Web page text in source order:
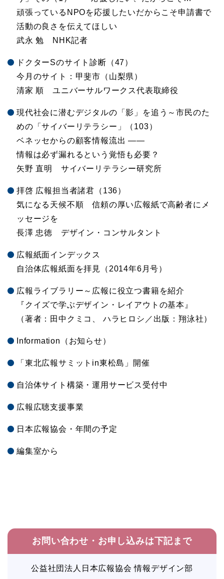
頑張っているNPOを応援したいだからこそ申請書で
活動の良さを伝えてほしい
武永 勉 NHK記者
ドクターSのサイト診断（47）
今月のサイト：甲斐市（山梨県）
清家 順 ユニバーサルワークス代表取締役
現代社会に潜むデジタルの「影」を追う～市民のた
めの「サイバーリテラシー」（103）
ベネッセからの顧客情報流出 ――
情報は必ず漏れるという覚悟も必要？
矢野 直明 サイバーリテラシー研究所
拝啓 広報担当者諸君（136）
気になる天候不順 信頼の厚い広報紙で高齢者にメ
ッセージを
長澤 忠徳 デザイン・コンサルタント
広報紙面インデックス
自治体広報紙面を拝見（2014年6月号）
広報ライブラリー～広報に役立つ書籍を紹介
『クイズで学ぶデザイン・レイアウトの基本』
（著者：田中クミコ、 ハラヒロシ／出版：翔泳社）
Information（お知らせ）
「東北広報サミットin東松島」開催
自治体サイト構築・運用サービス受付中
広報広聴支援事業
日本広報協会・年間の予定
編集室から
お問い合わせ・お申し込みは下記まで
公益社団法人日本広報協会 情報デザイン部